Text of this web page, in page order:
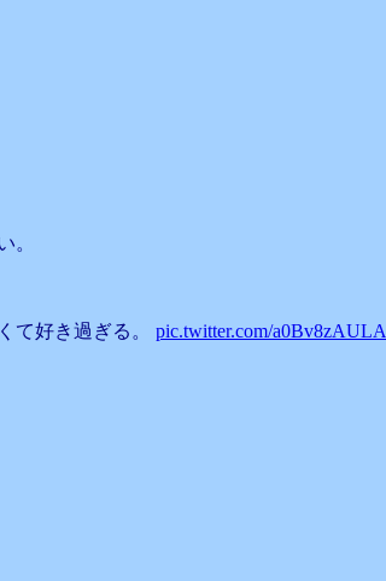
。
て好き過ぎる。 pic.twitter.com/a0Bv8zAULA